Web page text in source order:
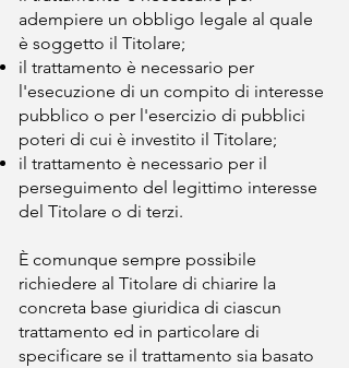
adempiere un obbligo legale al quale
è soggetto il Titolare;
il trattamento è necessario per
l'esecuzione di un compito di interesse
pubblico o per l'esercizio di pubblici
poteri di cui è investito il Titolare;
il trattamento è necessario per il
perseguimento del legittimo interesse
del Titolare o di terzi.
È comunque sempre possibile
richiedere al Titolare di chiarire la
concreta base giuridica di ciascun
trattamento ed in particolare di
specificare se il trattamento sia basato